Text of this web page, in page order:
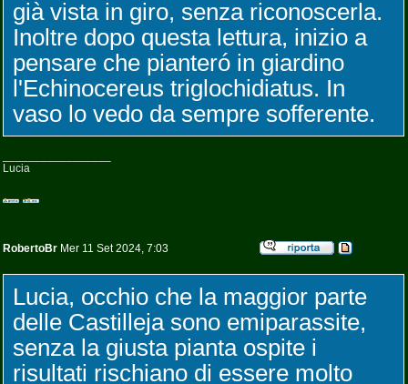
già vista in giro, senza riconoscerla.
Inoltre dopo questa lettura, inizio a
pensare che pianteró in giardino
l'Echinocereus triglochidiatus. In
vaso lo vedo da sempre sofferente.
Lucia
RobertoBr Mer 11 Set 2024, 7:03
Lucia, occhio che la maggior parte
delle Castilleja sono emiparassite,
senza la giusta pianta ospite i
risultati rischiano di essere molto